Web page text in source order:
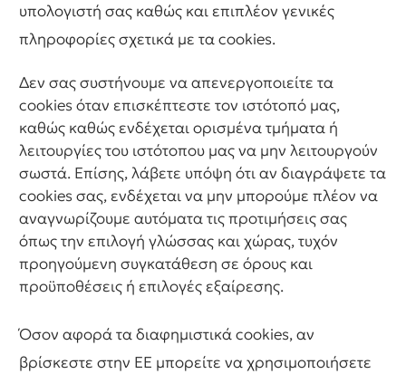
υπολογιστή σας καθώς και επιπλέον γενικές
πληροφορίες σχετικά με τα cookies.
Δεν σας συστήνουμε να απενεργοποιείτε τα
cookies όταν επισκέπτεστε τον ιστότοπό μας,
καθώς καθώς ενδέχεται ορισμένα τμήματα ή
λειτουργίες του ιστότοπου μας να μην λειτουργούν
σωστά. Επίσης, λάβετε υπόψη ότι αν διαγράψετε τα
cookies σας, ενδέχεται να μην μπορούμε πλέον να
αναγνωρίζουμε αυτόματα τις προτιμήσεις σας
όπως την επιλογή γλώσσας και χώρας, τυχόν
προηγούμενη συγκατάθεση σε όρους και
προϋποθέσεις ή επιλογές εξαίρεσης.
Όσον αφορά τα διαφημιστικά cookies, αν
βρίσκεστε στην ΕΕ μπορείτε να χρησιμοποιήσετε